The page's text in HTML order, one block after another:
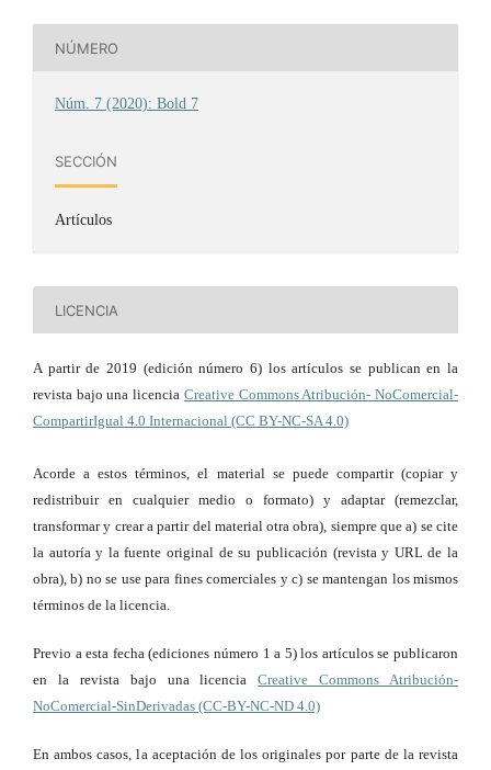
NÚMERO
Núm. 7 (2020): Bold 7
SECCIÓN
Artículos
LICENCIA
A partir de 2019 (edición número 6) los artículos se publican en la
revista bajo una licencia Creative Commons Atribución- NoComercial-
CompartirIgual 4.0 Internacional (CC BY-NC-SA 4.0)
Acorde a estos términos, el material se puede compartir (copiar y
redistribuir en cualquier medio o formato) y adaptar (remezclar,
transformar y crear a partir del material otra obra), siempre que a) se cite
la autoría y la fuente original de su publicación (revista y URL de la
obra), b) no se use para fines comerciales y c) se mantengan los mismos
términos de la licencia.
Previo a esta fecha (ediciones número 1 a 5) los artículos se publicaron
en la revista bajo una licenciaCreative Commons Atribución-
NoComercial-SinDerivadas (CC-BY-NC-ND 4.0)
En ambos casos, la aceptación de los originales por parte de la revista